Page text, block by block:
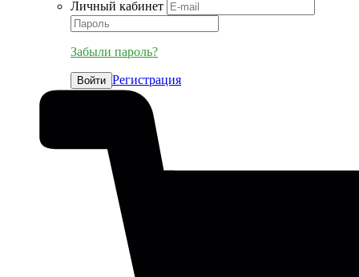
Личный кабинет
Забыли пароль?
Войти Регистрация